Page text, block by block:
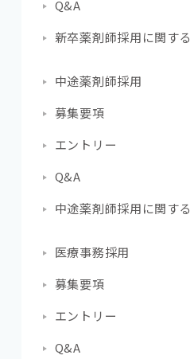
Q&A
新卒薬剤師採用に関す
中途薬剤師採用
募集要項
エントリー
Q&A
中途薬剤師採用に関する
医療事務採用
募集要項
エントリー
Q&A